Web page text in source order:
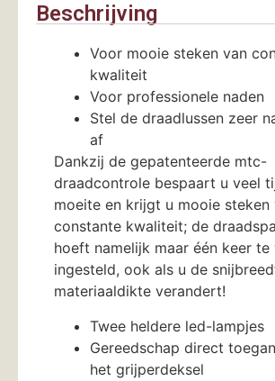
Beschrijving
Voor mooie steken van
kwaliteit
Voor professionele naden
Stel de draadlussen zeer
af
Dankzij de gepatenteerde mtc-
draadcontrole bespaart u veel
moeite en krijgt u mooie steken
constante kwaliteit; de
hoeft namelijk maar één keer te
ingesteld, ook als u de
materiaaldikte verandert!
Twee heldere led-lampjes
Gereedschap direct
het grijperdeksel